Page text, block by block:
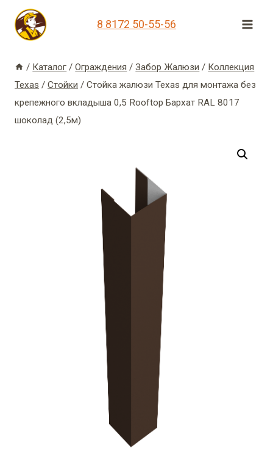
Перейти
8 8172 50-55-56
/ Каталог / Ограждения / Забор Жалюзи / Коллекция
Texas / Стойки / Стойка жалюзи Texas для монтажа без
крепежного вкладыша 0,5 Rooftop Бархат RAL 8017
шоколад (2,5м)